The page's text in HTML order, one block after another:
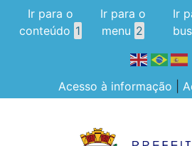
Ir para o
conteúdo 1
Ir para o
menu 2
Ir
Acesso à informação